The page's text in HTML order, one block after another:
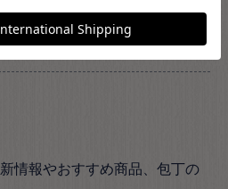
合わせフォーム
情報やおすすめ商品、包丁の